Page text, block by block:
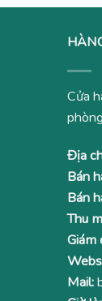
Cửa
Địa
Bán
Bán
Thu
Giám
Mail: